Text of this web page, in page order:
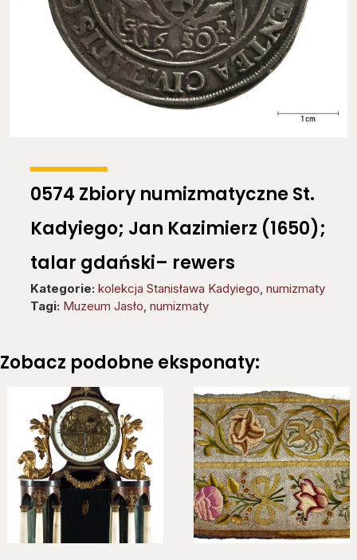
0574 Zbiory numizmatyczne St.
Kadyiego; Jan Kazimierz (1650);
talar gdański– rewers
Kategorie: kolekcja Stanisława Kadyiego, numizmaty
Tagi: Muzeum Jasło, numizmaty
Zobacz podobne eksponaty: